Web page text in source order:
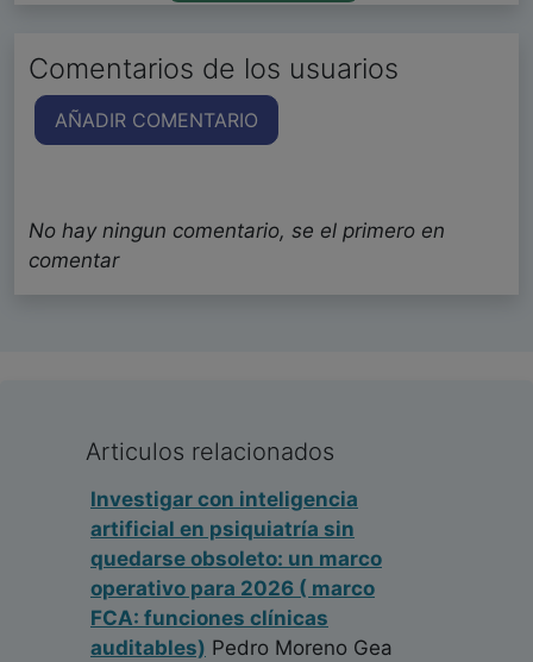
Comentarios de los usuarios
AÑADIR COMENTARIO
No hay ningun comentario, se el primero en
comentar
Articulos relacionados
Investigar con inteligencia
artificial en psiquiatría sin
quedarse obsoleto: un marco
operativo para 2026 ( marco
FCA: funciones clínicas
auditables) Pedro Moreno Gea